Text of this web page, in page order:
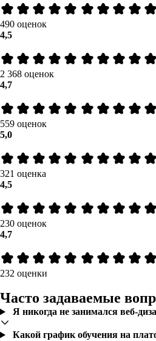
490 оценок
4,5
2 368 оценок
4,7
559 оценок
5,0
321 оценка
4,5
230 оценок
4,7
232 оценки
Часто задаваемые
Я никогда не занимался веб-
Какой график обучения на